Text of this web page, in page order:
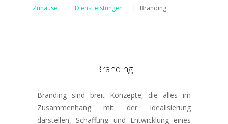
Zuhause Dienstleistungen Branding
Branding
Branding sind breit Konzepte, die alles im
Zusammenhang mit der Idealisierung
darstellen, Schaffung und Entwicklung eines